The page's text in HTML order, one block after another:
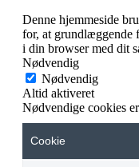
Denne hjemmeside
for, at grundlæggende
i din browser med dit
Nødvendig
Nødvendig
Altid aktiveret
Nødvendige cookies
Cookie